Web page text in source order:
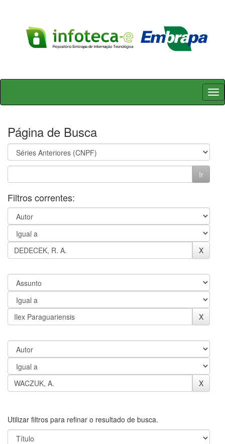
Skip
Página de Busca
Filtros correntes:
Utilizar filtros para refinar o resultado de busca.